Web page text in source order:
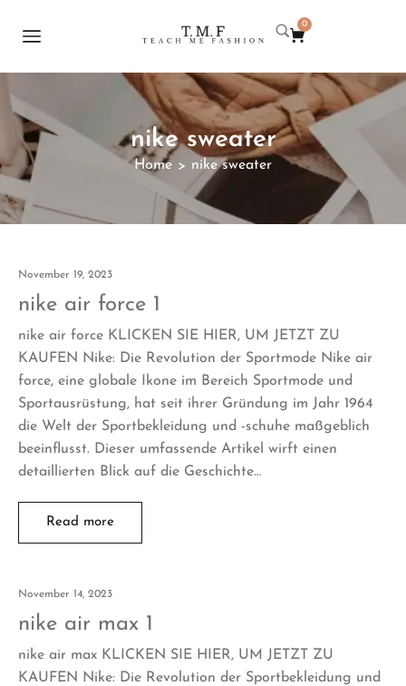
0
nike sweater
Home > nike sweater
November 19, 2023
nike air force 1
nike air force KLICKEN SIE HIER, UM JETZT ZU
KAUFEN Nike: Die Revolution der Sportmode Nike air
force, eine globale Ikone im Bereich Sportmode und
Sportausrüstung, hat seit ihrer Gründung im Jahr 1964
die Welt der Sportbekleidung und -schuhe maßgeblich
beeinflusst. Dieser umfassende Artikel wirft einen
detaillierten Blick auf die Geschichte…
Read more
November 14, 2023
nike air max 1
nike air max KLICKEN SIE HIER, UM JETZT ZU
KAUFEN Nike: Die Revolution der Sportbekleidung und